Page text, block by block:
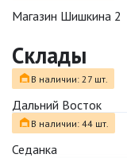
Магазин Шишкина 2
Склады
В наличии: 27 шт.
Дальний Восток
В наличии: 44 шт.
Седанка